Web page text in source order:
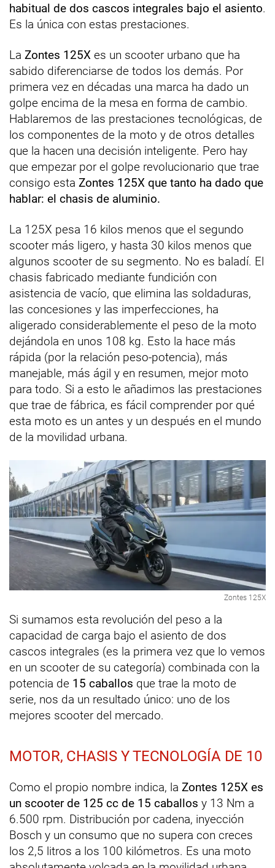
habitual de dos cascos integrales bajo el asiento.
Es la única con estas prestaciones.
La Zontes 125X es un scooter urbano que ha
sabido diferenciarse de todos los demás. Por
primera vez en décadas una marca ha dado un
golpe encima de la mesa en forma de cambio.
Hablaremos de las prestaciones tecnológicas, de
los componentes de la moto y de otros detalles
que la hacen una decisión inteligente. Pero hay
que empezar por el golpe revolucionario que trae
consigo esta Zontes 125X que tanto ha dado que
hablar: el chasis de aluminio.
La 125X pesa 16 kilos menos que el segundo
scooter más ligero, y hasta 30 kilos menos que
algunos scooter de su segmento. No es baladí. El
chasis fabricado mediante fundición con
asistencia de vacío, que elimina las soldaduras,
las concesiones y las imperfecciones, ha
aligerado considerablemente el peso de la moto
dejándola en unos 108 kg. Esto la hace más
rápida (por la relación peso-potencia), más
manejable, más ágil y en resumen, mejor moto
para todo. Si a esto le añadimos las prestaciones
que trae de fábrica, es fácil comprender por qué
esta moto es un antes y un después en el mundo
de la movilidad urbana.
Zontes 125X
Si sumamos esta revolución del peso a la
capacidad de carga bajo el asiento de dos
cascos integrales (es la primera vez que lo vemos
en un scooter de su categoría) combinada con la
potencia de 15 caballos que trae la moto de
serie, nos da un resultado único: uno de los
mejores scooter del mercado.
MOTOR, CHASIS Y TECNOLOGÍA DE 10
Como el propio nombre indica, la Zontes 125X es
un scooter de 125 cc de 15 caballos y 13 Nm a
6.500 rpm. Distribución por cadena, inyección
Bosch y un consumo que no supera con creces
los 2,5 litros a los 100 kilómetros. Es una moto